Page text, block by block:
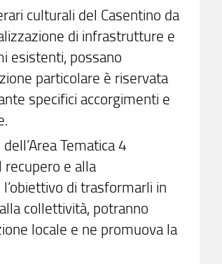
culturali del Casentino da
di infrastrutture e
esistenti, possano
particolare è riservata
specifici accorgimenti e
Tematica 4
recupero e alla
di trasformarli in
collettività, potranno
locale e ne promuova la